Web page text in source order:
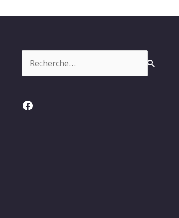
Facebook